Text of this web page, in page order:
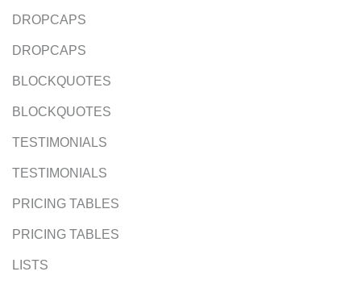
DROPCAPS
DROPCAPS
BLOCKQUOTES
BLOCKQUOTES
TESTIMONIALS
TESTIMONIALS
PRICING TABLES
PRICING TABLES
LISTS